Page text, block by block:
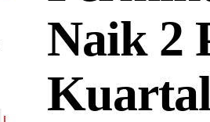
Naik 2